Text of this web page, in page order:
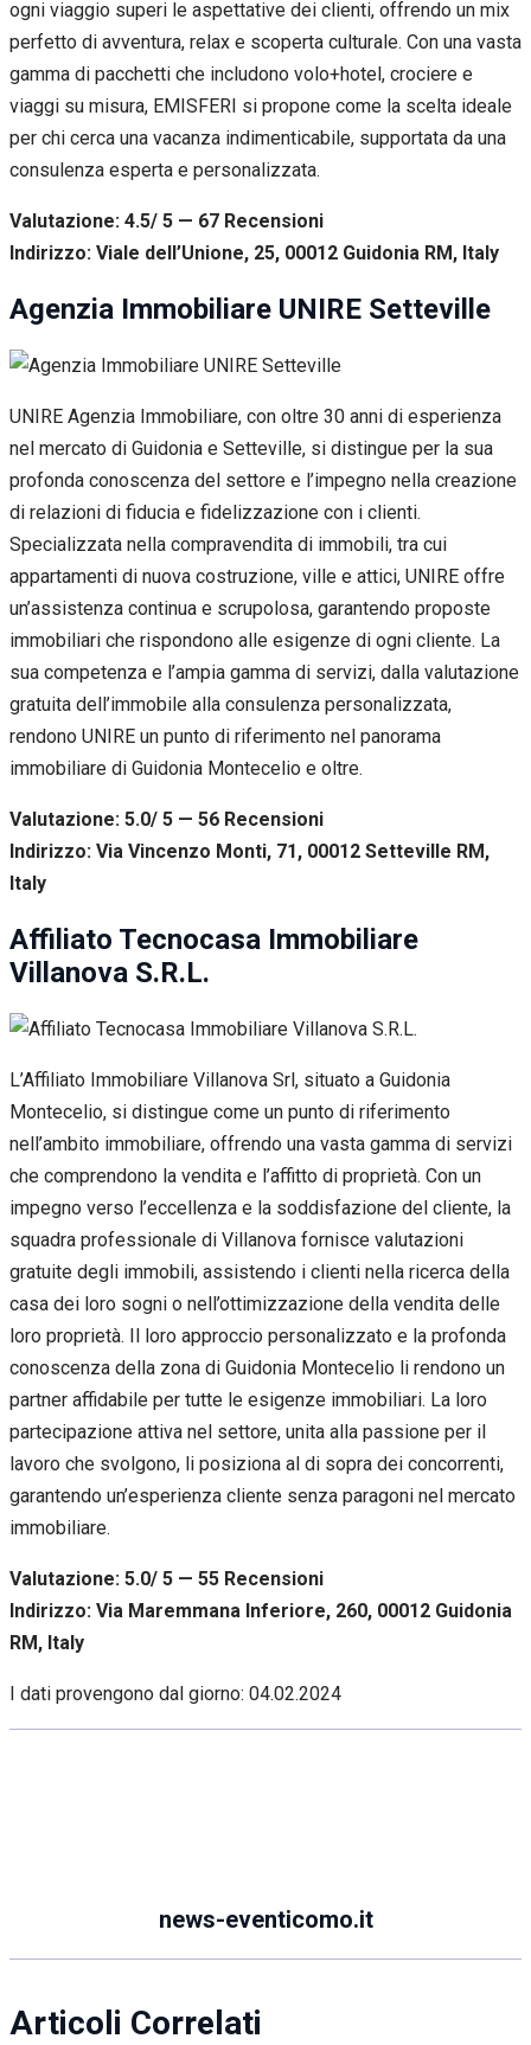
ogni viaggio superi le aspettative dei clienti, offrendo un mix
perfetto di avventura, relax e scoperta culturale. Con una vasta
gamma di pacchetti che includono volo+hotel, crociere e
viaggi su misura, EMISFERI si propone come la scelta ideale
per chi cerca una vacanza indimenticabile, supportata da una
consulenza esperta e personalizzata.
Valutazione: 4.5/ 5 — 67 Recensioni
Indirizzo: Viale dell’Unione, 25, 00012 Guidonia RM, Italy
Agenzia Immobiliare UNIRE Setteville
UNIRE Agenzia Immobiliare, con oltre 30 anni di esperienza
nel mercato di Guidonia e Setteville, si distingue per la sua
profonda conoscenza del settore e l’impegno nella creazione
di relazioni di fiducia e fidelizzazione con i clienti.
Specializzata nella compravendita di immobili, tra cui
appartamenti di nuova costruzione, ville e attici, UNIRE offre
un’assistenza continua e scrupolosa, garantendo proposte
immobiliari che rispondono alle esigenze di ogni cliente. La
sua competenza e l’ampia gamma di servizi, dalla valutazione
gratuita dell’immobile alla consulenza personalizzata,
rendono UNIRE un punto di riferimento nel panorama
immobiliare di Guidonia Montecelio e oltre.
Valutazione: 5.0/ 5 — 56 Recensioni
Indirizzo: Via Vincenzo Monti, 71, 00012 Setteville RM,
Italy
Affiliato Tecnocasa Immobiliare
Villanova S.R.L.
L’Affiliato Immobiliare Villanova Srl, situato a Guidonia
Montecelio, si distingue come un punto di riferimento
nell’ambito immobiliare, offrendo una vasta gamma di servizi
che comprendono la vendita e l’affitto di proprietà. Con un
impegno verso l’eccellenza e la soddisfazione del cliente, la
squadra professionale di Villanova fornisce valutazioni
gratuite degli immobili, assistendo i clienti nella ricerca della
casa dei loro sogni o nell’ottimizzazione della vendita delle
loro proprietà. Il loro approccio personalizzato e la profonda
conoscenza della zona di Guidonia Montecelio li rendono un
partner affidabile per tutte le esigenze immobiliari. La loro
partecipazione attiva nel settore, unita alla passione per il
lavoro che svolgono, li posiziona al di sopra dei concorrenti,
garantendo un’esperienza cliente senza paragoni nel mercato
immobiliare.
Valutazione: 5.0/ 5 — 55 Recensioni
Indirizzo: Via Maremmana Inferiore, 260, 00012 Guidonia
RM, Italy
I dati provengono dal giorno: 04.02.2024
news-eventicomo.it
Articoli Correlati